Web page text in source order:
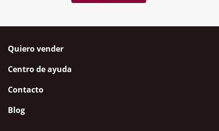
Quiero vender
Centro de ayuda
Contacto
Blog